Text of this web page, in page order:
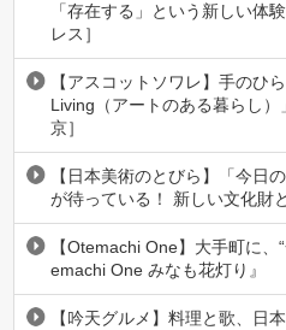
「存在する」という新しい体
レス］
【アスコットソワレ】手のひ
Living（アートのある暮らし
京］
【日本美術のとびら】「今日
が待っている！ 新しい文化財
【Otemachi One】大手町に
emachi One みなも花灯り』
【吟天グルメ】料理と歌、日